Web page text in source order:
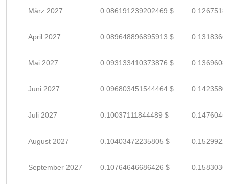
März 2027 0.086191239202469 $
April 2027 0.089648896895913 $
Mai 2027 0.093133410373876 $
Juni 2027 0.096803451544464 $
Juli 2027 0.10037111844489 $
August 2027 0.10403472235805 $
September 2027 0.10764646686426 $